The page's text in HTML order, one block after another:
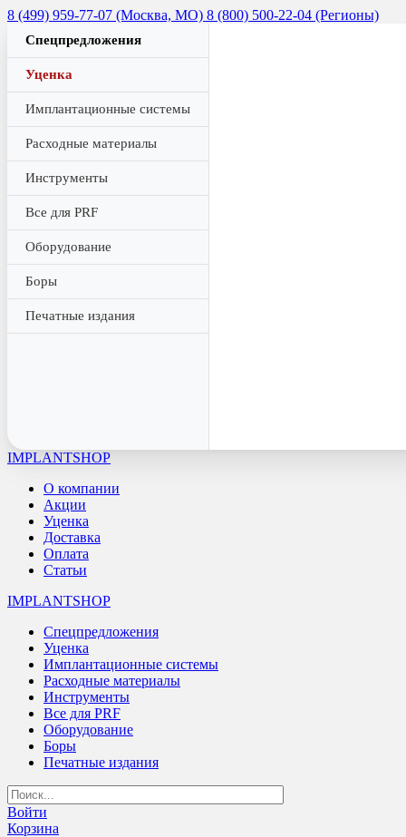
8 (499) 959-77-07 (Москва, МО) 8 (800) 500-22-04 (Регионы)
Спецпредложения
Уценка
Имплантационные системы
Расходные материалы
Инструменты
Все для PRF
Оборудование
Боры
Печатные издания
IMPLANTSHOP
О компании
Акции
Уценка
Доставка
Оплата
Статьи
IMPLANTSHOP
Спецпредложения
Уценка
Имплантационные системы
Расходные материалы
Инструменты
Все для PRF
Оборудование
Боры
Печатные издания
Войти
Корзина